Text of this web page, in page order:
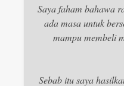
Saya faham bahawa
ada masa untuk
mampu membeli
Sebab itu saya